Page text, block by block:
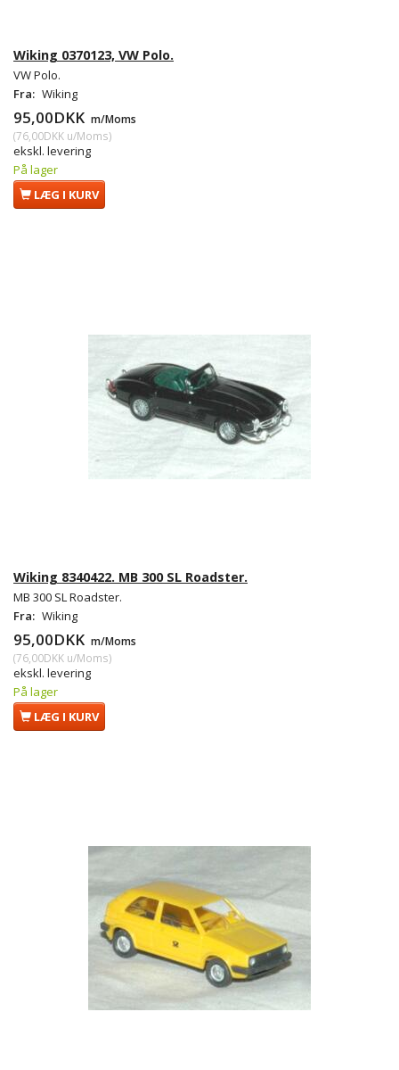
Wiking 0370123, VW Polo.
VW Polo.
Fra: Wiking
95,00DKK m/Moms
(76,00DKK u/Moms)
ekskl. levering
På lager
LÆG I KURV
Wiking 8340422. MB 300 SL Roadster.
MB 300 SL Roadster.
Fra: Wiking
95,00DKK m/Moms
(76,00DKK u/Moms)
ekskl. levering
På lager
LÆG I KURV